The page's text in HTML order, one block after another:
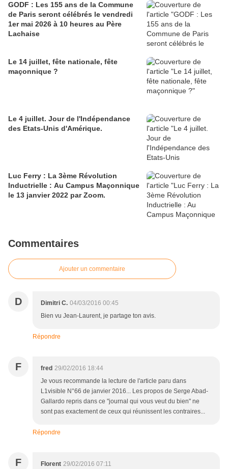
GODF : Les 155 ans de la Commune
de Paris seront célébrés le vendredi
1er mai 2026 à 10 heures au Père
Lachaise
Le 14 juillet, fête nationale, fête
maçonnique ?
Le 4 juillet. Jour de l'Indépendance
des Etats-Unis d'Amérique.
Luc Ferry : La 3ème Révolution
Inductrielle : Au Campus Maçonnique
le 13 janvier 2022 par Zoom.
Commentaires
Ajouter un commentaire
D Dimitri C. 04/03/2016 00:45
Bien vu Jean-Laurent, je partage ton avis.
Répondre
F fred 29/02/2016 18:44
Je vous recommande la lecture de l'article paru dans
L1visible N°66 de janvier 2016... Les propos de Serge Abad-
Gallardo repris dans ce "journal qui vous veut du bien" ne
sont pas exactement de ceux qui réunissent les contraires...
Répondre
F Florent 29/02/2016 07:11